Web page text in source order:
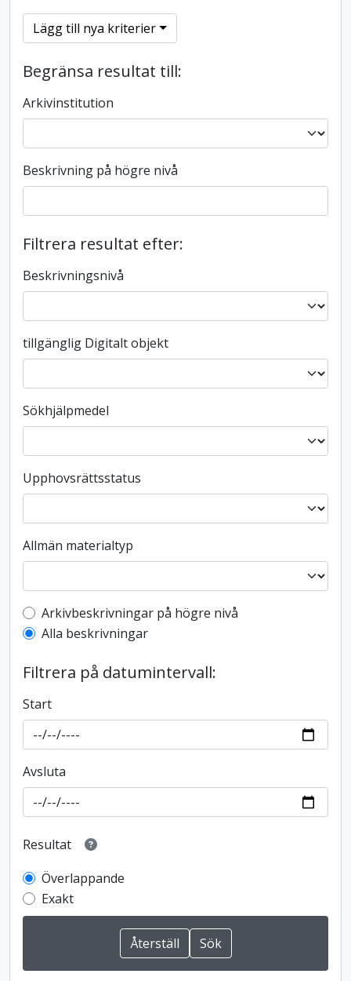
Lägg till nya kriterier
Begränsa resultat till:
Arkivinstitution
Beskrivning på högre nivå
Filtrera resultat efter:
Beskrivningsnivå
tillgänglig Digitalt objekt
Sökhjälpmedel
Upphovsrättsstatus
Allmän materialtyp
Top-level description filter
Arkivbeskrivningar på högre nivå
Alla beskrivningar
Filtrera på datumintervall:
Start
Avsluta
Resultat
Överlappande
Exakt